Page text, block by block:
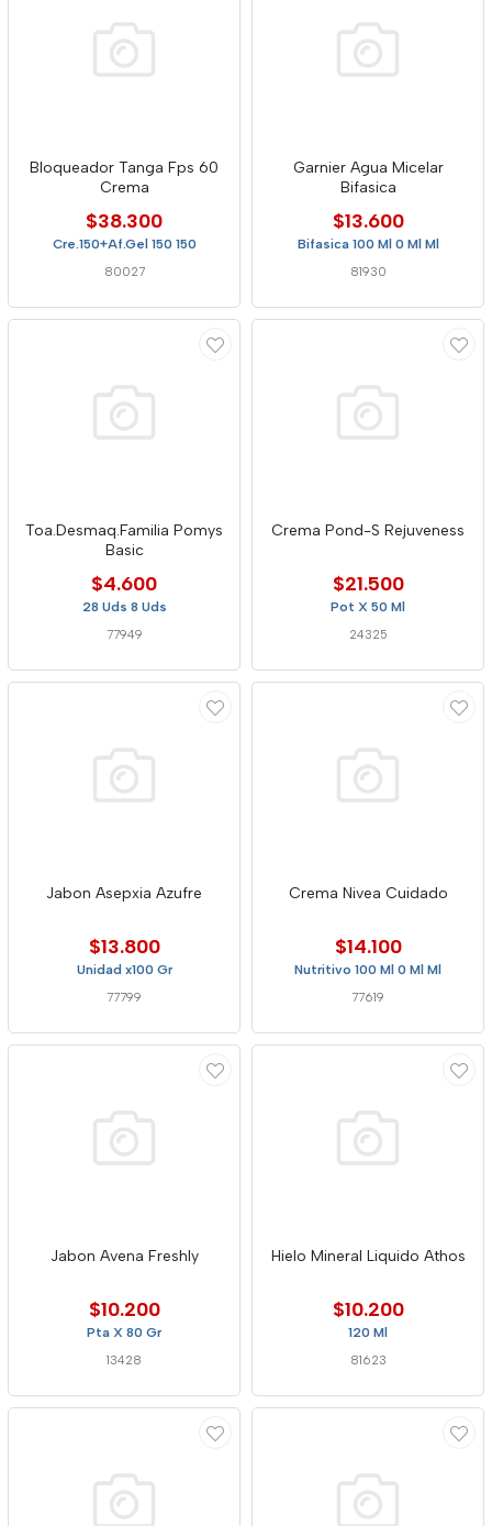
Bloqueador Tanga Fps 60
Crema
$38.300
Cre.150+Af.Gel 150 150
80027
Garnier Agua Micelar
Bifasica
$13.600
Bifasica 100 Ml 0 Ml Ml
81930
Toa.Desmaq.Familia Pomys
Basic
$4.600
28 Uds 8 Uds
77949
Crema Pond-S Rejuveness
$21.500
Pot X 50 Ml
24325
Jabon Asepxia Azufre
$13.800
Unidad x100 Gr
77799
Crema Nivea Cuidado
$14.100
Nutritivo 100 Ml 0 Ml Ml
77619
Jabon Avena Freshly
$10.200
Pta X 80 Gr
13428
Hielo Mineral Liquido Athos
$10.200
120 Ml
81623